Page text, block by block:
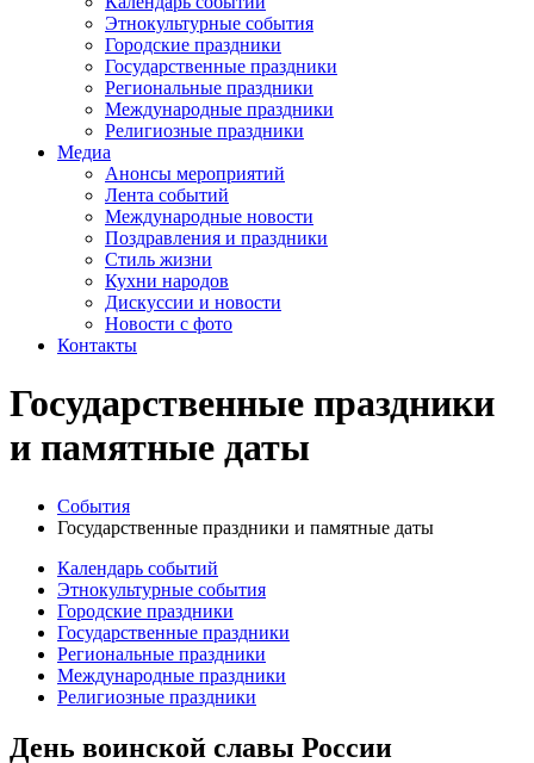
Этнокультурные события
Городские праздники
Государственные праздники
Региональные праздники
Международные праздники
Религиозные праздники
Медиа
Анонсы мероприятий
Лента событий
Международные новости
Поздравления и праздники
Cтиль жизни
Кухни народов
Дискуссии и новости
Новости с фото
Контакты
Государственные праздники
и памятные даты
События
Государственные праздники и памятные даты
Календарь событий
Этнокультурные события
Городские праздники
Государственные праздники
Региональные праздники
Международные праздники
Религиозные праздники
День воинской славы России